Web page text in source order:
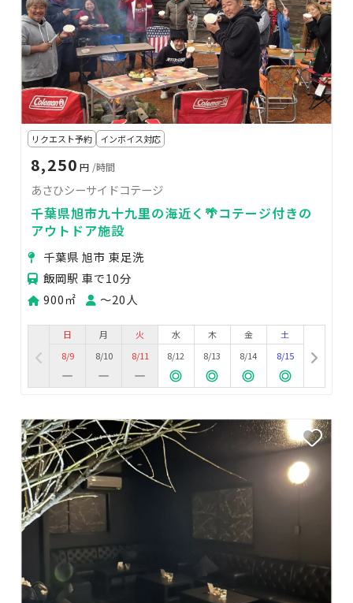
リクエスト予約 インボイス対応
8,250 円 /時間
あさひシーサイドコテージ
千葉県旭市九十九里の海近く🌴コテージ付きの
アウトドア施設
千葉県 旭市 東足洗
飯岡駅 車で10分
900㎡
〜20人
日
8/9
月
8/10
火
8/11
水
8/12
木
8/13
金
8/14
土
8/15